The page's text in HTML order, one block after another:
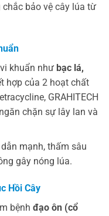
bảo vệ cây lúa từ
khuẩn như bạc lá,
hợp của 2 hoạt chất
GRAHITECH
chặn sự lây lan và
mạnh, thấm sâu
gây nóng lúa.
Hồi Cây
bệnh đạo ôn (cổ